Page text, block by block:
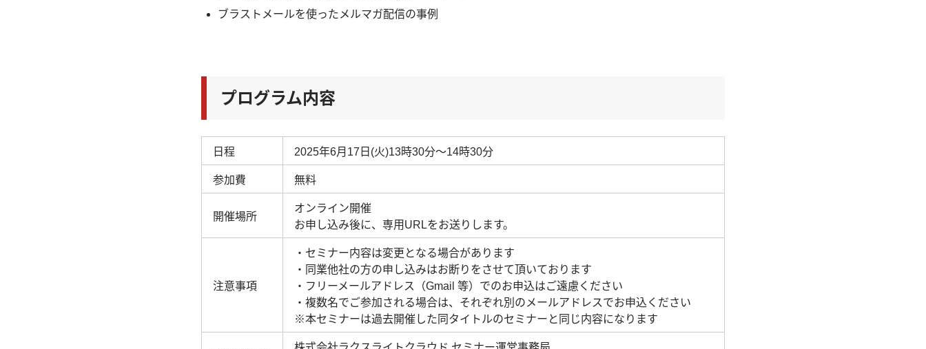
ブラストメールを使ったメルマガ配信の事例
プログラム内容
日程 2025年6月17日(火)13時30分～14時30分
参加費 無料
開催場所
オンライン開催
お申し込み後に、専用URLをお送りします。
注意事項
・セミナー内容は変更となる場合があります
・同業他社の方の申し込みはお断りをさせて頂いております
・フリーメールアドレス（Gmail 等）でのお申込はご遠慮ください
・複数名でご参加される場合は、それぞれ別のメールアドレスでお申込ください
※本セミナーは過去開催した同タイトルのセミナーと同じ内容になります